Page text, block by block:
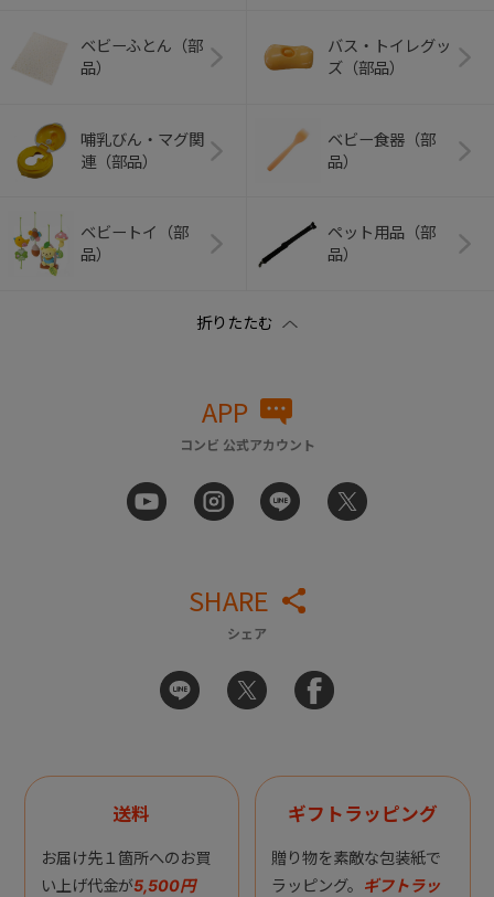
ベビーふとん（部
品）
バス・トイレグッ
ズ（部品）
哺乳びん・マグ関
連（部品）
ベビー食器（部
品）
ベビートイ（部
品）
ペット用品（部
品）
APP
コンビ 公式アカウント
SHARE
シェア
送料
お届け先１箇所へのお買
い上げ代金が5,500円
ギフトラッピング
贈り物を素敵な包装紙で
ラッピング。 ギフトラッ